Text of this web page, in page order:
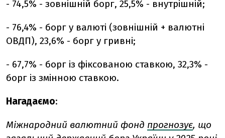
- 74,5% - зовнішній борг, 25,5% - внутрішній;
- 76,4% - борг у валюті (зовнішній + валютні
ОВДП), 23,6% - борг у гривні;
- 67,7% - борг із фіксованою ставкою, 32,3% -
борг із змінною ставкою.
Нагадаємо:
Міжнародний валютний фонд прогнозує, що